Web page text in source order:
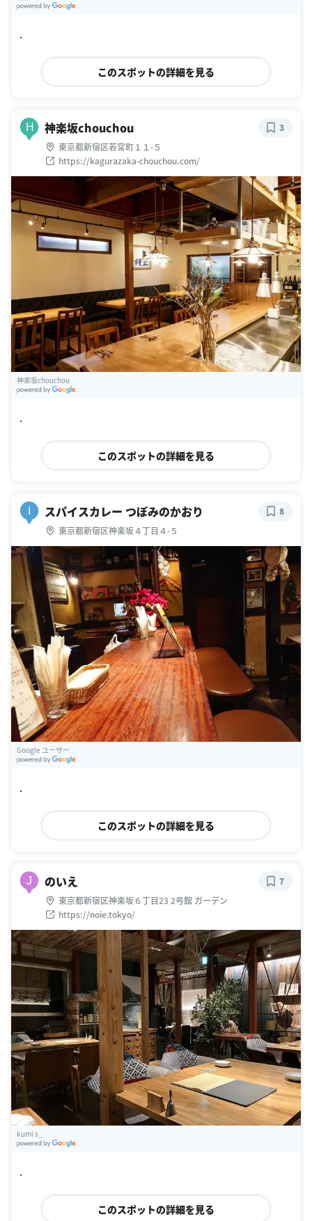
.
このスポットの詳細を見る
H 神楽坂chouchou
東京都新宿区若宮町１１-５
https://kagurazaka-chouchou.com/
3
神楽坂chouchou
.
このスポットの詳細を見る
I スパイスカレー つぼみのかおり
東京都新宿区神楽坂４丁目４-５
8
Google ユーザー
.
このスポットの詳細を見る
J のいえ
東京都新宿区神楽坂６丁目23 2号館 ガーデン
https://noie.tokyo/
7
kumi s_
.
このスポットの詳細を見る